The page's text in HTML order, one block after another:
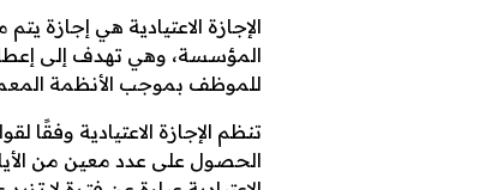
ج
ا
الإجازة الاعتيادية هي
المؤسسة، وهي تهدف إلى
للموظف بموجب الأنظمة
تنظم الإجازة الاعتيادية
الحصول على عدد معين من